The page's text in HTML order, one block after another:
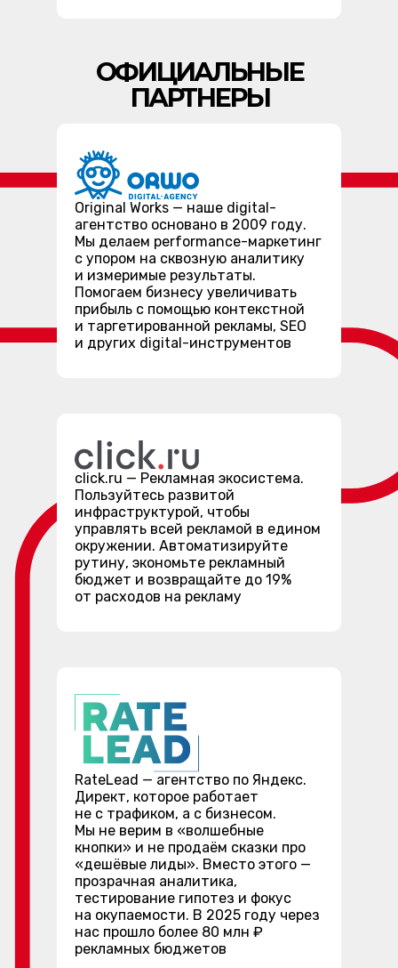
ОФИЦИАЛЬНЫЕ
ПАРТНЕРЫ
Original Works — наше digital-
агентство основано в 2009 году.
Мы делаем performance-маркетинг
с упором на сквозную аналитику
и измеримые результаты.
Помогаем бизнесу увеличивать
прибыль с помощью контекстной
и таргетированной рекламы, SEO
и других digital-инструментов
click.ru — Рекламная экосистема.
Пользуйтесь развитой
инфраструктурой, чтобы
управлять всей рекламой в едином
окружении. Автоматизируйте
рутину, экономьте рекламный
бюджет и возвращайте до 19%
от расходов на рекламу
RateLead — агентство по Яндекс.
Директ, которое работает
не с трафиком, а с бизнесом.
Мы не верим в «волшебные
кнопки» и не продаём сказки про
«дешёвые лиды». Вместо этого —
прозрачная аналитика,
тестирование гипотез и фокус
на окупаемости. В 2025 году через
нас прошло более 80 млн ₽
рекламных бюджетов